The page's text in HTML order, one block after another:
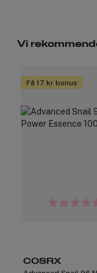
Vi
Få 17 kr bonus
COSRX